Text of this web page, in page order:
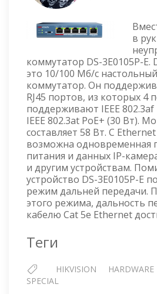
E
в
коммутатор DS-3E0105P-E.
это 10/100 Мб/с
коммутатор. Он
RJ45 портов, из которых 4
поддерживают IEEE 802.3af
IEEE 802.3at PoE+ (30 Вт).
составляет 58 Вт. С
возможна одновременная
питания и данных IP-
и другим устройствам.
устройство DS-3E0105P-E
режим дальней передачи.
этого режима, дальность
кабелю Cat 5e Ethernet
Теги
HIKVISION HARDWARE
SPECIAL